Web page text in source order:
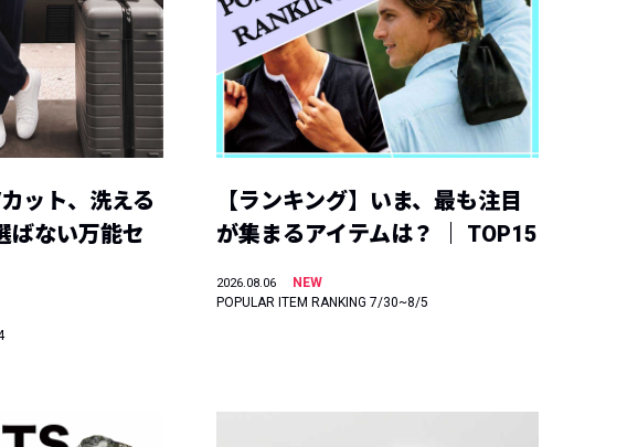
ット、洗える
ばない万能セ
【ランキング】いま、最も注目
が集まるアイテムは？ ｜ TOP15
2026.08.06
NEW
POPULAR ITEM RANKING 7/30~8/5